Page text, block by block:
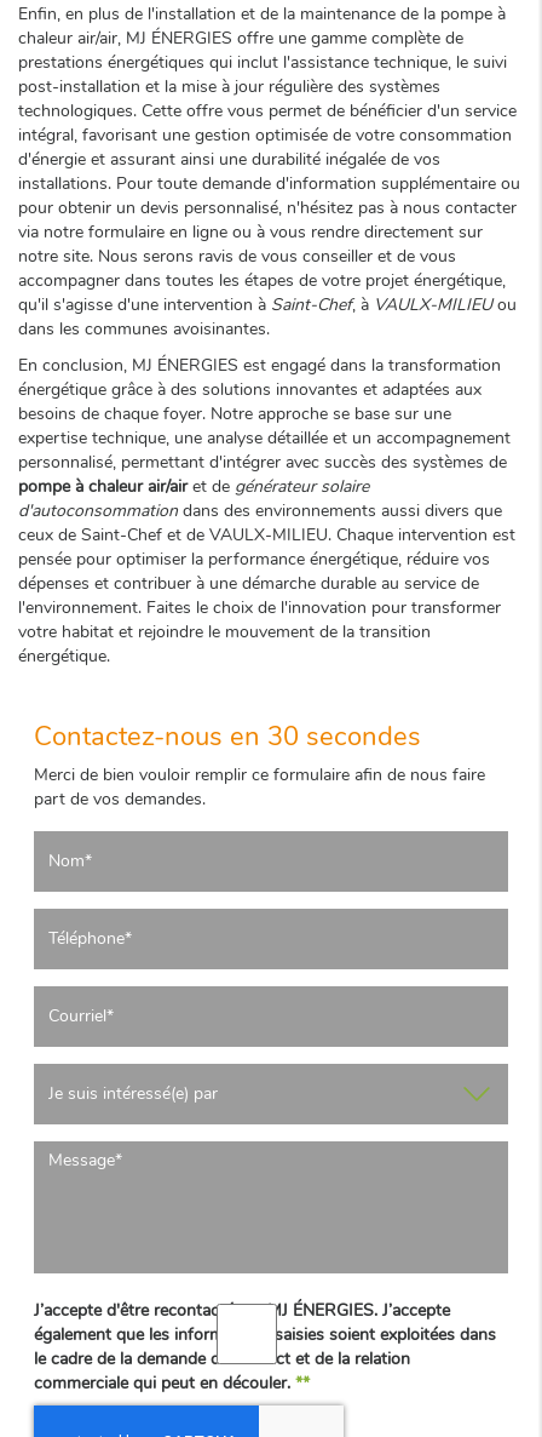
Enfin, en plus de l'installation et de la maintenance de la pompe à
chaleur air/air, MJ ÉNERGIES offre une gamme complète de
prestations énergétiques qui inclut l'assistance technique, le suivi
post-installation et la mise à jour régulière des systèmes
technologiques. Cette offre vous permet de bénéficier d'un service
intégral, favorisant une gestion optimisée de votre consommation
d'énergie et assurant ainsi une durabilité inégalée de vos
installations. Pour toute demande d'information supplémentaire ou
pour obtenir un devis personnalisé, n'hésitez pas à nous contacter
via notre formulaire en ligne ou à vous rendre directement sur
notre site. Nous serons ravis de vous conseiller et de vous
accompagner dans toutes les étapes de votre projet énergétique,
qu'il s'agisse d'une intervention à Saint-Chef, à VAULX-MILIEUou
dans les communes avoisinantes.
En conclusion, MJ ÉNERGIES est engagé dans la transformation
énergétique grâce à des solutions innovantes et adaptées aux
besoins de chaque foyer. Notre approche se base sur une
expertise technique, une analyse détaillée et un accompagnement
personnalisé, permettant d'intégrer avec succès des systèmes de
pompe à chaleur air/airet de générateur solaire
d'autoconsommation dans des environnements aussi divers que
ceux de Saint-Chef et de VAULX-MILIEU. Chaque intervention est
pensée pour optimiser la performance énergétique, réduire vos
dépenses et contribuer à une démarche durable au service de
l'environnement. Faites le choix de l'innovation pour transformer
votre habitat et rejoindre le mouvement de la transition
énergétique.
Contactez-nous en 30 secondes
Merci de bien vouloir remplir ce formulaire afin de nous faire
part de vos demandes.
J’accepte d'être recontacté par MJ ÉNERGIES. J’accepte
également que les informations saisies soient exploitées dans
le cadre de la demande de contact et de la relation
commerciale qui peut en découler. **